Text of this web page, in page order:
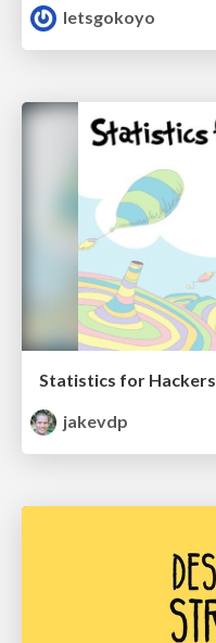
letsgokoyo
Statistics for Hackers
jakevdp